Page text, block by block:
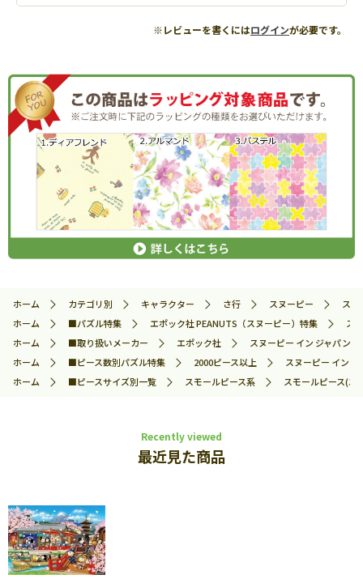
※レビューを書くにはログインが必要です。
ホーム カテゴリ別 キャラクター さ行 スヌーピー
ス
ホーム
■パズル特集 エポック社 PEANUTS（スヌーピー）特集
ス
ホーム
■取り扱いメーカー エポック社
スヌーピー イン ジャパ
ホーム
■ピース数別パズル特集 2000ピース以上
スヌーピー イン
ホーム
■ピースサイズ別一覧 スモールピース系 スモールピース(エ
Recently viewed
最近見た商品